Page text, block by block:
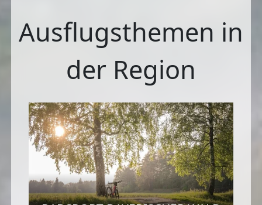
Ausflugsthemen in
der Region